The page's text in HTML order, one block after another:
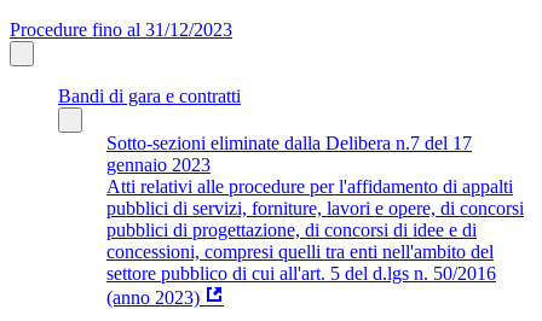
Procedure fino al 31/12/2023
Bandi di gara e contratti
Sotto-sezioni eliminate dalla Delibera n.7 del 17
gennaio 2023
Atti relativi alle procedure per l'affidamento di appalti
pubblici di servizi, forniture, lavori e opere, di concorsi
pubblici di progettazione, di concorsi di idee e di
concessioni, compresi quelli tra enti nell'ambito del
settore pubblico di cui all'art. 5 del d.lgs n. 50/2016
(anno 2023)